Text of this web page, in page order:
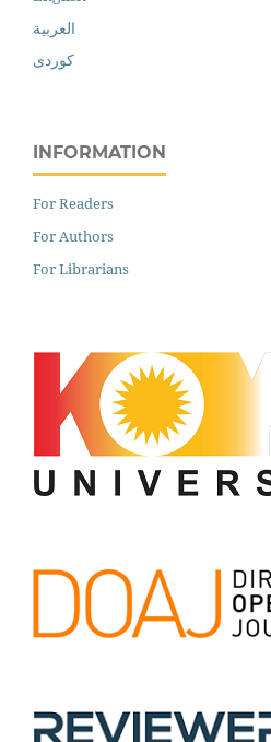
العربية
کوردی
INFORMATION
For Readers
For Authors
For Librarians